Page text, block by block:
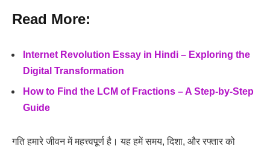
Read More:
Internet Revolution Essay in Hindi – Exploring the
Digital Transformation
How to Find the LCM of Fractions – A Step-by-Step
Guide
गति हमारे जीवन में महत्त्वपूर्ण है। यह हमें समय, दिशा, और रफ्तार को